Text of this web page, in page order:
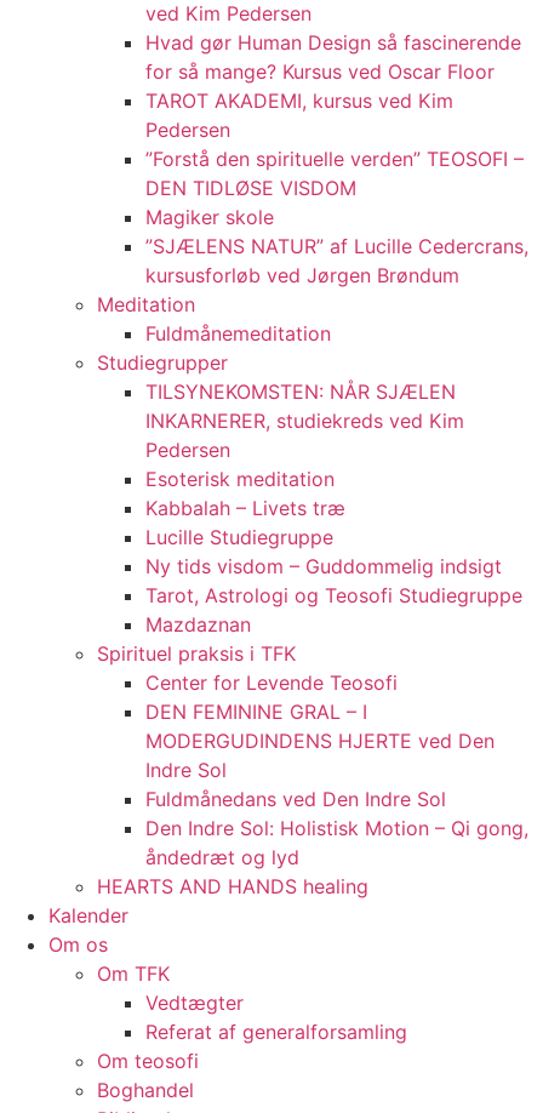
ved Kim Pedersen
Hvad gør Human Design så fascinerende
for så mange? Kursus ved Oscar Floor
TAROT AKADEMI, kursus ved Kim
Pedersen
”Forstå den spirituelle verden” TEOSOFI –
DEN TIDLØSE VISDOM
Magiker skole
”SJÆLENS NATUR” af Lucille Cedercrans,
kursusforløb ved Jørgen Brøndum
Meditation
Fuldmånemeditation
Studiegrupper
TILSYNEKOMSTEN: NÅR SJÆLEN
INKARNERER, studiekreds ved Kim
Pedersen
Esoterisk meditation
Kabbalah – Livets træ
Lucille Studiegruppe
Ny tids visdom – Guddommelig indsigt
Tarot, Astrologi og Teosofi Studiegruppe
Mazdaznan
Spirituel praksis i TFK
Center for Levende Teosofi
DEN FEMININE GRAL – I
MODERGUDINDENS HJERTE ved Den
Indre Sol
Fuldmånedans ved Den Indre Sol
Den Indre Sol: Holistisk Motion – Qi gong,
åndedræt og lyd
HEARTS AND HANDS healing
Kalender
Om os
Om TFK
Vedtægter
Referat af generalforsamling
Om teosofi
Boghandel